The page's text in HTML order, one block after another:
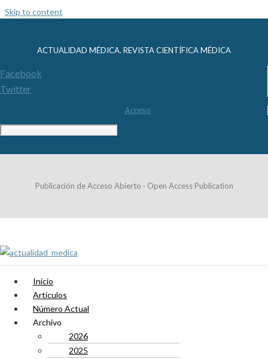
Skip to content
ACTUALIDAD MÉDICA. REVISTA CIENTÍFICA MÉDICA
Facebook
Twitter
Acceso
Publicación de Acceso Abierto · Open Access Publication
Inicio
Artículos
Número Actual
Archivo
2026
2025